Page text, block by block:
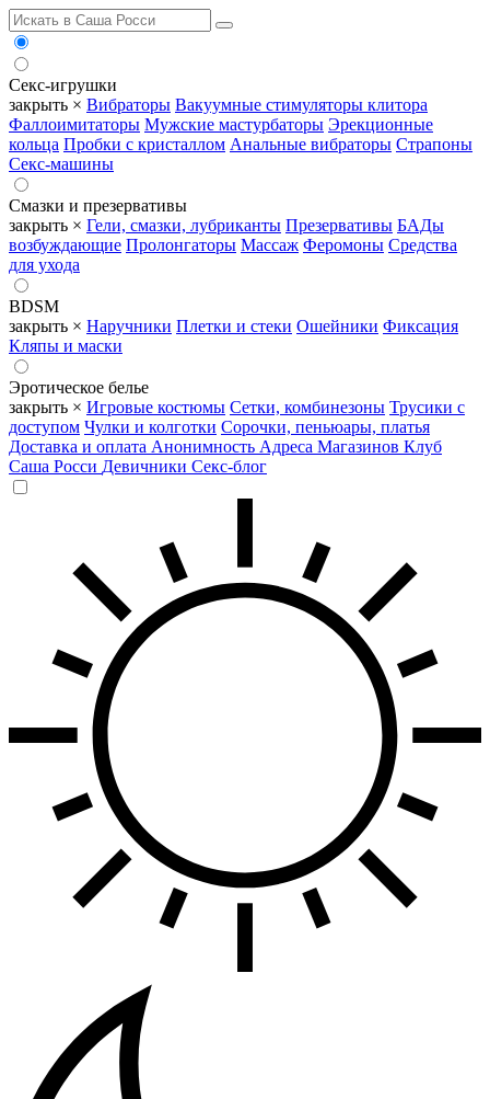
Секс-игрушки
закрыть × Вибраторы Вакуумные стимуляторы клитора
Фаллоимитаторы Мужские мастурбаторы Эрекционные
кольца Пробки с кристаллом Анальные вибраторы Страпоны
Секс-машины
Смазки и презервативы
закрыть × Гели, смазки, лубриканты Презервативы БАДы
возбуждающие Пролонгаторы Массаж Феромоны Средства
для ухода
BDSM
закрыть × Наручники Плетки и стеки Ошейники Фиксация
Кляпы и маски
Эротическое белье
закрыть × Игровые костюмы Сетки, комбинезоны Трусики с
доступом Чулки и колготки Сорочки, пеньюары, платья
Доставка и оплата Анонимность Адреса Магазинов Клуб
Саша Росси Девичники Секс-блог